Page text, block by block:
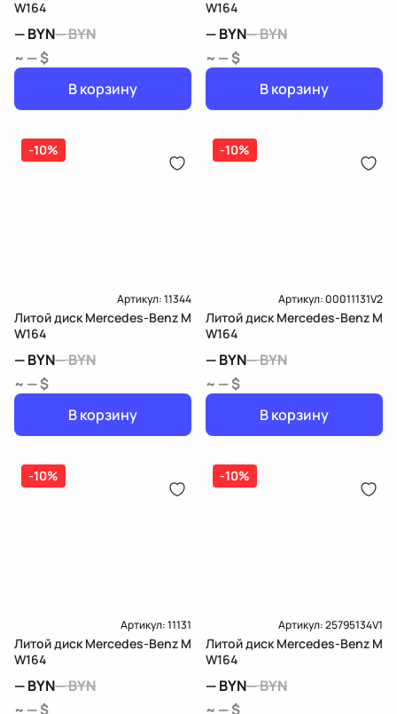
W164
—BYN—BYN
~ — $
В корзину
W164
—BYN—BYN
~ — $
В корзину
-10%
Артикул:11344
Литой диск Mercedes-Benz M
W164
—BYN—BYN
~ — $
В корзину
-10%
Артикул:00011131V2
Литой диск Mercedes-Benz M
W164
—BYN—BYN
~ — $
В корзину
-10%
Артикул:11131
Литой диск Mercedes-Benz M
W164
—BYN—BYN
~ — $
-10%
Артикул:25795134V1
Литой диск Mercedes-Benz M
W164
—BYN—BYN
~ — $